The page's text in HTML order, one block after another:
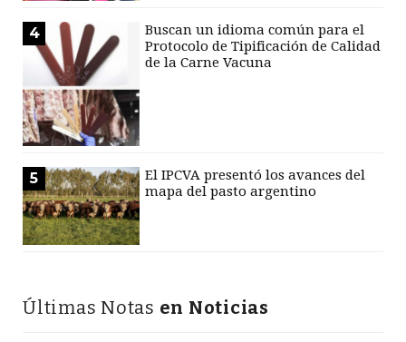
4
Buscan un idioma común para el
Protocolo de Tipificación de Calidad
de la Carne Vacuna
5
El IPCVA presentó los avances del
mapa del pasto argentino
Últimas Notas en Noticias